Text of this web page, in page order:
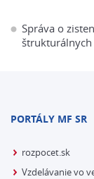
Správa o
PORTÁLY MF SR
rozpocet.sk
Vzdelávanie vo